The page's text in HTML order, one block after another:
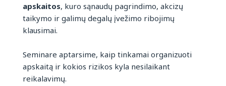
apskaitos, kuro sąnaudų pagrindimo, akcizų
taikymo ir galimų degalų įvežimo ribojimų
klausimai.
Seminare aptarsime, kaip tinkamai organizuoti
apskaitą ir kokios rizikos kyla nesilaikant
reikalavimų.